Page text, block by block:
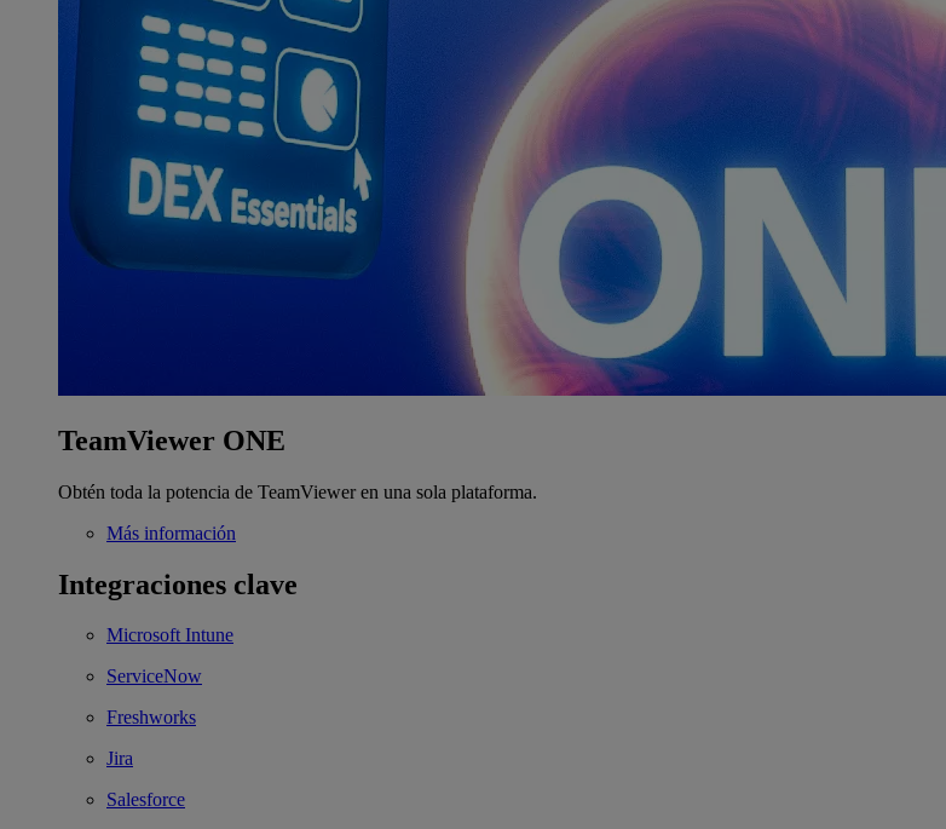
TeamViewer ONE
Obtén toda la potencia de TeamViewer en una sola plataforma.
Más información
Integraciones clave
Microsoft Intune
ServiceNow
Freshworks
Jira
Salesforce